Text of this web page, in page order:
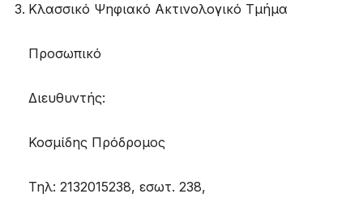
Κλασσικό Ψηφιακό Ακτινολογικό Τμήμα
Προσωπικό
Διευθυντής:
Κοσμίδης Πρόδρομος
Τηλ: 2132015238, εσωτ. 238,